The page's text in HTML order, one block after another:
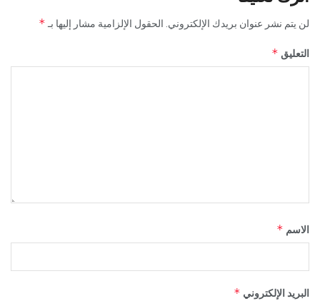
لن يتم نشر عنوان بريدك الإلكتروني. الحقول الإلزامية مشار إليها بـ *
التعليق *
الاسم *
البريد الإلكتروني *